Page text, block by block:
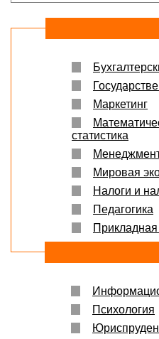
Маркетинг
статистика
Мировая
Налоги и
Педагогика
Психология